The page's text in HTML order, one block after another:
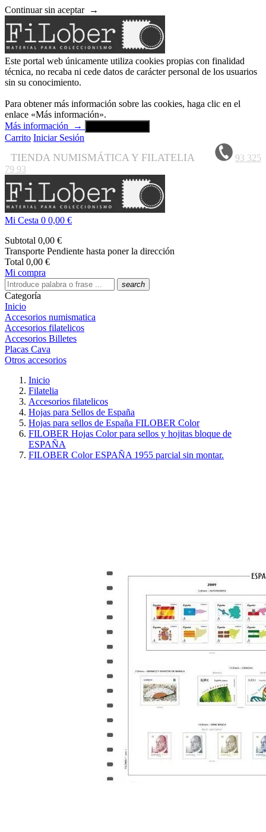
Continuar sin aceptar →
Este portal web únicamente utiliza cookies propias con finalidad
técnica, no recaba ni cede datos de carácter personal de los usuarios
sin su conocimiento.
Para obtener más información sobre las cookies, haga clic en el
enlace «Más información».
Más información
→
Carrito Iniciar Sesión
TIENDA NUMISMÁTICA Y FILATELIA
93 325
79 93
Mi Cesta 0 0,00 €
Subtotal 0,00 €
Transporte Pendiente hasta poner la dirección
Total 0,00 €
Mi compra
search
Categoría
Inicio
Accesorios numismatica
Accesorios filatelicos
Accesorios Billetes
Placas Cava
Otros accesorios
Inicio
Filatelia
Accesorios filatelicos
Hojas para Sellos de España
Hojas para sellos de España FILOBER Color
FILOBER Hojas Color para sellos y hojitas bloque de
ESPAÑA
FILOBER Color ESPAÑA 1955 parcial sin montar.